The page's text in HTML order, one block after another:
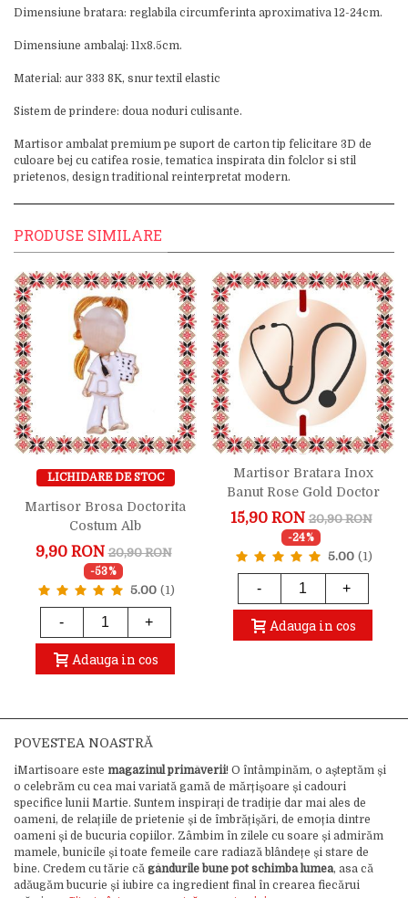
Dimensiune bratara: reglabila circumferinta aproximativa 12-24cm.
Dimensiune ambalaj: 11x8.5cm.
Material: aur 333 8K, snur textil elastic
Sistem de prindere: doua noduri culisante.
Martisor ambalat premium pe suport de carton tip felicitare 3D de
culoare bej cu catifea rosie, tematica inspirata din folclor si stil
prietenos, design traditional reinterpretat modern.
PRODUSE SIMILARE
LICHIDARE DE STOC
Martisor Brosa Doctorita
Costum Alb
9,90 RON 20,90 RON
-53%
5.00 (1)
- +
Adauga in cos
Martisor Bratara Inox
Banut Rose Gold Doctor
Stetoscop
15,90 RON 20,90 RON
-24%
5.00 (1)
- +
Adauga in cos
POVESTEA NOASTRĂ
iMartisoare este magazinul primăverii! O întâmpinăm, o așteptăm și
o celebrăm cu cea mai variată gamă de mărțișoare și cadouri
specifice lunii Martie. Suntem inspirați de tradiție dar mai ales de
oameni, de relațiile de prietenie și de îmbrățișări, de emoția dintre
oameni și de bucuria copiilor. Zâmbim în zilele cu soare și admirăm
mamele, bunicile și toate femeile care radiază blândețe și stare de
bine. Credem cu tărie că gândurile bune pot schimba lumea, asa că
adăugăm bucurie și iubire ca ingredient final în crearea fiecărui